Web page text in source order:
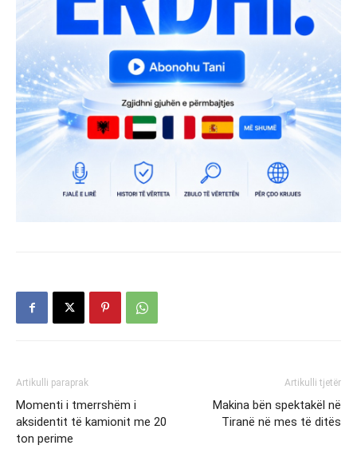
Artikulli paraprak
Momenti i tmerrshëm i
aksidentit të kamionit me 20
ton perime
Artikulli tjetër
Makina bën spektakël në
Tiranë në mes të ditës